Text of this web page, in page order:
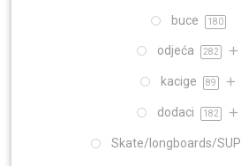
buce 180
odjeća 282
kacige 89
dodaci 182
Skate/longboards/SUP